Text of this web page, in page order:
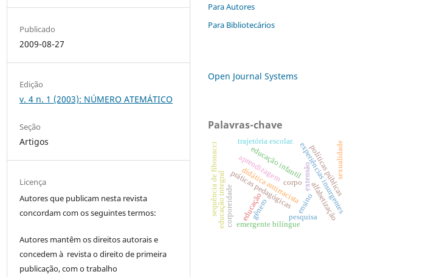
Publicado
2009-08-27
Edição
v. 4 n. 1 (2003): NÚMERO ATEMÁTICO
Seção
Artigos
Licença
Autores que publicam nesta revista
concordam com os seguintes termos:
Autores mantêm os direitos autorais e
concedem à revista o direito de primeira
publicação, com o trabalho
Para Autores
Para Bibliotecários
Open Journal Systems
Palavras-chave
educação
corpo
ensino
pesquisa
extensão
práticas pedagógicas
didática antirracistaexperiências insurgentes
educação infantil
educação integral políticas públicas
trajetória escolar.
emergente bilíngue
alfabetização
gênero
sexualidade
corporeidade
aprendizagem
sequência de fibonacci